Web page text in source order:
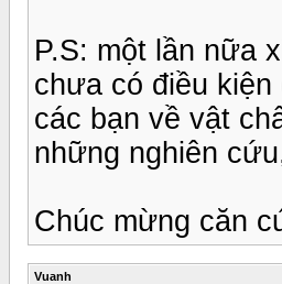
P.S: một lần nữa
chưa có điều
các bạn về vật
những nghiên
Chúc mừng căn
Vuanh